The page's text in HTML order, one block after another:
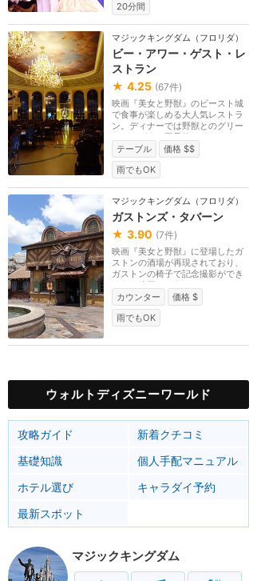
20分間
マジックキングダム（フロリダ）
ビー・アワー・ゲスト・レ
ストラン
★ 4.25 (67件)
映画『美女と野獣』のビースト城
で食事が楽しめる大人気レストラ
ン。ディナーでは野獣とのグリー
ティングも。要予約。
テーブル
価格 $$
雨でもOK
マジックキングダム（フロリダ）
ガストンズ・タバーン
★ 3.90 (7件)
映画『美女と野獣』に登場したガ
ストンの酒場が再現されており、
ガストンの椅子で記念撮影ができ
ます。映画のよう...
カウンター
価格 $
雨でもOK
ウォルトディズニーワールド
攻略ガイド
新着クチコミ
基礎知識
個人手配マニュアル
ホテル選び
キャラダイ予約
最新スポット
マジックキングダム